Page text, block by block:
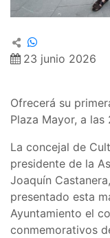
23 junio 2026
Ofrecerá su
Plaza Mayor, a las
La concejal de
presidente de la
Joaquín
presentado esta
Ayuntamiento el
conmemorativos